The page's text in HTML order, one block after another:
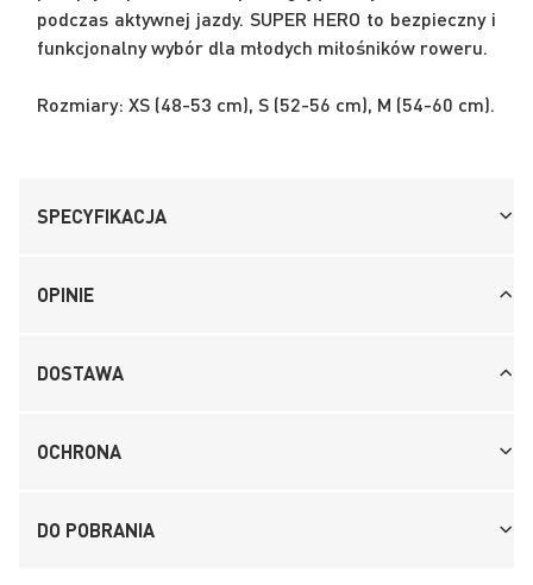
podczas aktywnej jazdy. SUPER HERO to bezpieczny i
funkcjonalny wybór dla młodych miłośników roweru.
Rozmiary: XS (48-53 cm), S (52-56 cm), M (54-60 cm).
SPECYFIKACJA
OPINIE
DOSTAWA
OCHRONA
DO POBRANIA